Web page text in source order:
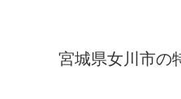
宮城県女川市の